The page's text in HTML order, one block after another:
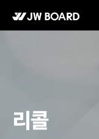
리콜